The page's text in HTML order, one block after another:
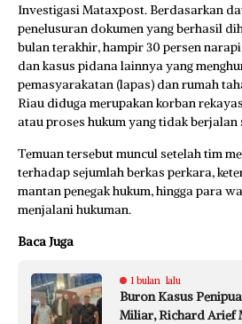
Investigasi Mataxpost. Berdasarkan
penelusuran dokumen yang berhasil
bulan terakhir, hampir 30 persen
dan kasus pidana lainnya yang
pemasyarakatan (lapas) dan rumah
Riau diduga merupakan korban
atau proses hukum yang tidak berjalan
Temuan tersebut muncul setelah tim
terhadap sejumlah berkas perkara,
mantan penegak hukum, hingga para
menjalani hukuman.
Baca Juga
1 bulan lalu
Buron Kasus
Miliar, Richard Arief